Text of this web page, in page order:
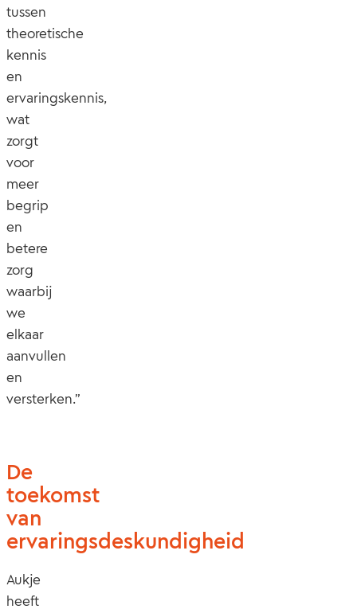
tussen
theoretische
kennis
en
ervaringskennis,
wat
zorgt
voor
meer
begrip
en
betere
zorg
waarbij
we
elkaar
aanvullen
en
versterken.”
De
toekomst
van
ervaringsdeskundigheid
Aukje
heeft